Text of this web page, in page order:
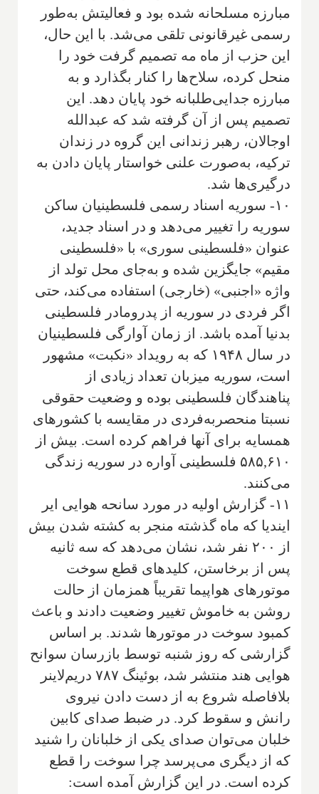
مبارزه مسلحانه شده بود و فعالیتش به‌طور
رسمی غیرقانونی تلقی می‌شد. با این حال،
این حزب از ماه مه تصمیم گرفت خود را
منحل کرده، سلاح‌ها را کنار بگذارد و به
مبارزه جدایی‌طلبانه خود پایان دهد. این
تصمیم پس از آن گرفته شد که عبدالله
اوجالان، رهبر زندانی این گروه در زندان
ترکیه، به‌صورت علنی خواستار پایان دادن به
درگیری‌ها شد.
۱۰- سوریه اسناد رسمی فلسطینیان ساکن
سوریه را تغییر می‌دهد و در اسناد جدید،
عنوان «فلسطینی سوری» با «فلسطینی
مقیم» جایگزین شده و به‌جای محل تولد از
واژه «اجنبی» (خارجی) استفاده می‌کند، حتی
اگر فردی در سوریه از پدرومادر فلسطینی
بدنیا آمده باشد. از زمان آوارگی فلسطینیان
در سال ۱۹۴۸ که به رویداد «نکبت» مشهور
است، سوریه میزبان تعداد زیادی از
پناهندگان فلسطینی بوده و وضعیت حقوقی
نسبتا منحصربه‌فردی در مقایسه با کشورهای
همسایه برای آنها فراهم کرده است. بیش از
۵۸۵,۶۱۰ فلسطینی آواره در سوریه زندگی
می‌کنند.
۱۱- گزارش اولیه در مورد سانحه هوایی ایر
ایندیا که ماه گذشته منجر به کشته شدن بیش
از ۲۰۰ نفر شد، نشان می‌دهد که سه ثانیه
پس از برخاستن، کلیدهای قطع سوخت
موتورهای هواپیما تقریباً همزمان از حالت
روشن به خاموش تغییر وضعیت دادند و باعث
کمبود سوخت در موتورها شدند. بر اساس
گزارشی که روز شنبه توسط بازرسان سوانح
هوایی هند منتشر شد، بوئینگ ۷۸۷ دریم‌لاینر
بلافاصله شروع به از دست دادن نیروی
رانش و سقوط کرد. در ضبط صدای کابین
خلبان می‌توان صدای یکی از خلبانان را شنید
که از دیگری می‌پرسد چرا سوخت را قطع
کرده است. در این گزارش آمده است: